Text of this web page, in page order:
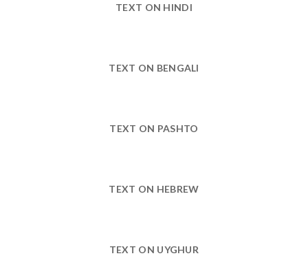
TEXT ON HINDI
TEXT ON BENGALI
TEXT ON PASHTO
TEXT ON HEBREW
TEXT ON UYGHUR